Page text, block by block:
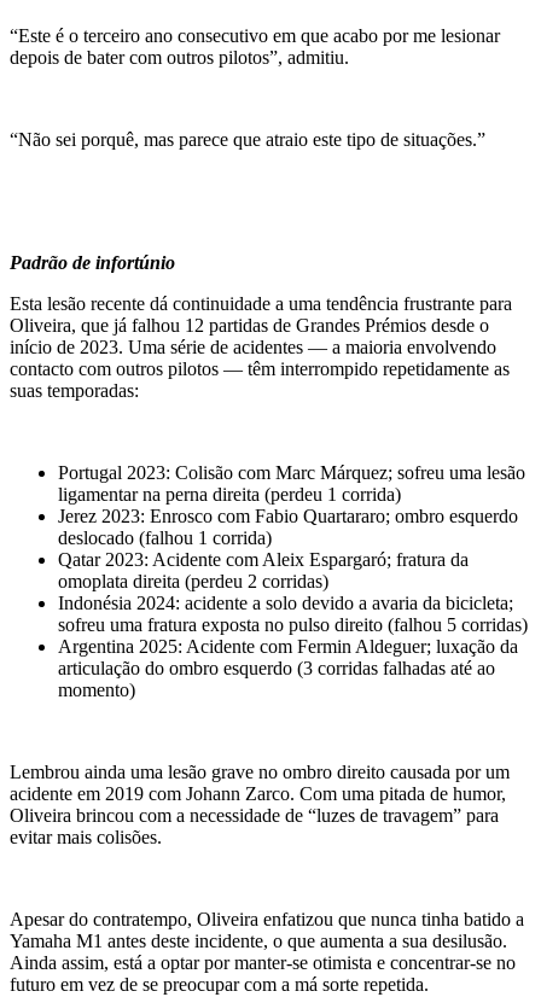
“Este é o terceiro ano consecutivo em que acabo por me lesionar
depois de bater com outros pilotos”, admitiu.
“Não sei porquê, mas parece que atraio este tipo de situações.”
Padrão de infortúnio
Esta lesão recente dá continuidade a uma tendência frustrante para
Oliveira, que já falhou 12 partidas de Grandes Prémios desde o
início de 2023. Uma série de acidentes — a maioria envolvendo
contacto com outros pilotos — têm interrompido repetidamente as
suas temporadas:
Portugal 2023: Colisão com Marc Márquez; sofreu uma lesão
ligamentar na perna direita (perdeu 1 corrida)
Jerez 2023: Enrosco com Fabio Quartararo; ombro esquerdo
deslocado (falhou 1 corrida)
Qatar 2023: Acidente com Aleix Espargaró; fratura da
omoplata direita (perdeu 2 corridas)
Indonésia 2024: acidente a solo devido a avaria da bicicleta;
sofreu uma fratura exposta no pulso direito (falhou 5 corridas)
Argentina 2025: Acidente com Fermin Aldeguer; luxação da
articulação do ombro esquerdo (3 corridas falhadas até ao
momento)
Lembrou ainda uma lesão grave no ombro direito causada por um
acidente em 2019 com Johann Zarco. Com uma pitada de humor,
Oliveira brincou com a necessidade de “luzes de travagem” para
evitar mais colisões.
Apesar do contratempo, Oliveira enfatizou que nunca tinha batido a
Yamaha M1 antes deste incidente, o que aumenta a sua desilusão.
Ainda assim, está a optar por manter-se otimista e concentrar-se no
futuro em vez de se preocupar com a má sorte repetida.